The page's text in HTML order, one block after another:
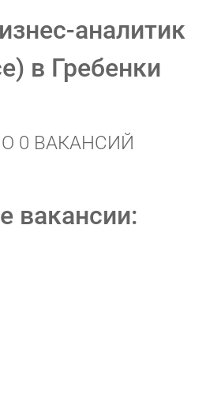
аналитик
в Гребенки
0 ВАКАНСИЙ
вакансии: